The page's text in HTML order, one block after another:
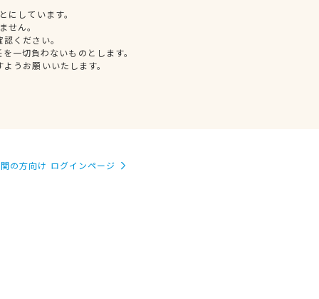
しています。
せん。
ください。
一切負わないものとします。
うお願いいたします。
の方向け ログインページ